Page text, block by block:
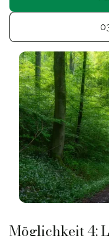
Möglichkeit 4: